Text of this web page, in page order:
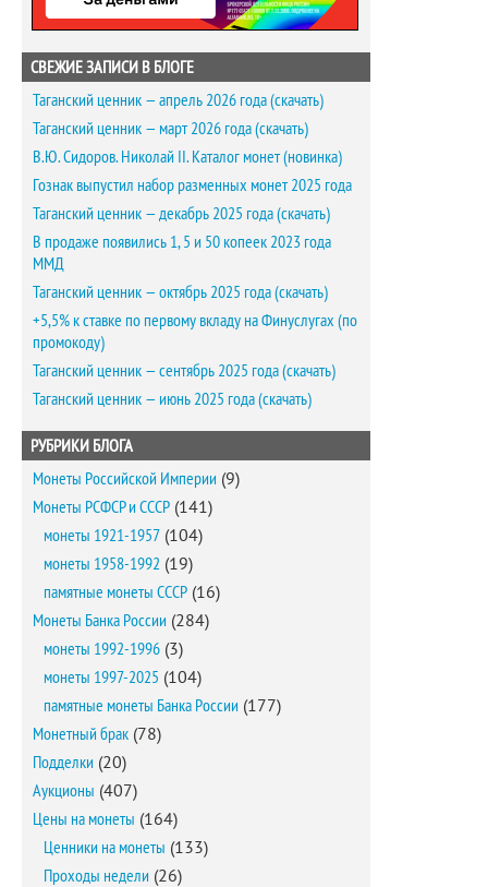
СВЕЖИЕ ЗАПИСИ В БЛОГЕ
Таганский ценник — апрель 2026 года (скачать)
Таганский ценник — март 2026 года (скачать)
В.Ю. Сидоров. Николай II. Каталог монет (новинка)
Гознак выпустил набор разменных монет 2025 года
Таганский ценник — декабрь 2025 года (скачать)
В продаже появились 1, 5 и 50 копеек 2023 года
ММД
Таганский ценник — октябрь 2025 года (скачать)
+5,5% к ставке по первому вкладу на Финуслугах (по
промокоду)
Таганский ценник — сентябрь 2025 года (скачать)
Таганский ценник — июнь 2025 года (скачать)
РУБРИКИ БЛОГА
Монеты Российской Империи (9)
Монеты РСФСР и СССР (141)
монеты 1921-1957 (104)
монеты 1958-1992 (19)
памятные монеты СССР (16)
Монеты Банка России (284)
монеты 1992-1996 (3)
монеты 1997-2025 (104)
памятные монеты Банка России (177)
Монетный брак (78)
Подделки (20)
Аукционы (407)
Цены на монеты (164)
Ценники на монеты (133)
Проходы недели (26)